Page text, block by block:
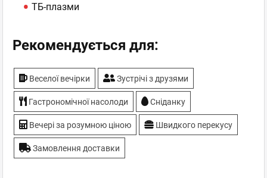
ТБ-плазми
Рекомендується для:
Веселої вечірки Зустрічі з друзями
Гастрономічної насолоди Сніданку
Вечері за розумною ціною Швидкого перекусу
Замовлення доставки